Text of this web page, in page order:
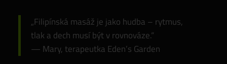
„Filipínská masáž je jako hudba – rytmus,
tlak a dech musí být v rovnováze.“
— Mary, terapeutka Eden’s Garden